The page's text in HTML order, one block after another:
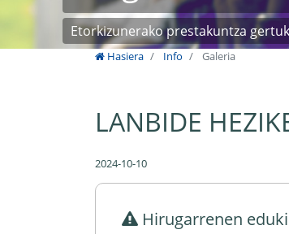
Etorkizunerako prestakuntza
Hasiera Info Galeria
LANBIDE
2024-10-10
Hirugarrenen